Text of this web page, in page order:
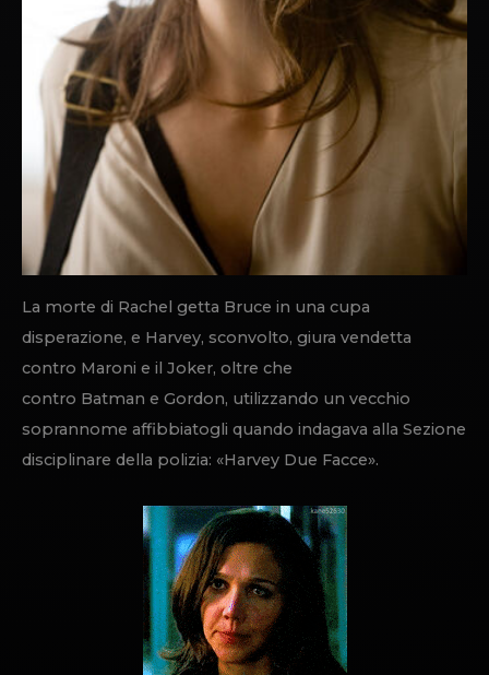
La morte di Rachel getta Bruce in una cupa
disperazione, e Harvey, sconvolto, giura vendetta
contro Maroni e il Joker, oltre che
contro Batman e Gordon, utilizzando un vecchio
soprannome affibbiatogli quando indagava alla Sezione
disciplinare della polizia: «Harvey Due Facce».